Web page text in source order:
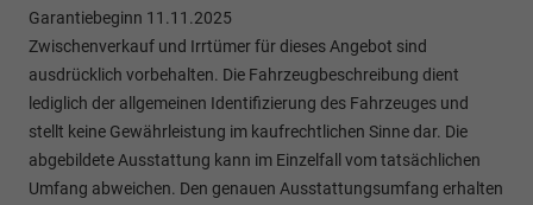
Garantiebeginn 11.11.2025
Zwischenverkauf und Irrtümer für dieses Angebot sind
ausdrücklich vorbehalten. Die Fahrzeugbeschreibung dient
lediglich der allgemeinen Identifizierung des Fahrzeuges und
stellt keine Gewährleistung im kaufrechtlichen Sinne dar. Die
abgebildete Ausstattung kann im Einzelfall vom tatsächlichen
Umfang abweichen. Den genauen Ausstattungsumfang erhalten